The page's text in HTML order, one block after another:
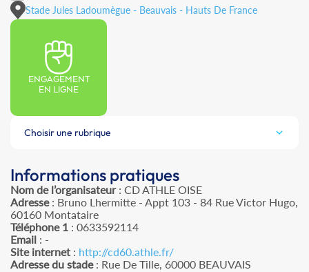
Stade Jules Ladoumègue - Beauvais - Hauts De France
ENGAGEMENT
EN LIGNE
Choisir une rubrique
Informations pratiques
Nom de l’organisateur: CD ATHLE OISE
Adresse: Bruno Lhermitte - Appt 103 - 84 Rue Victor Hugo,
60160 Montataire
Téléphone 1 : 0633592114
Email : -
Site internet : http://cd60.athle.fr/
Adresse du stade: Rue De Tille, 60000 BEAUVAIS